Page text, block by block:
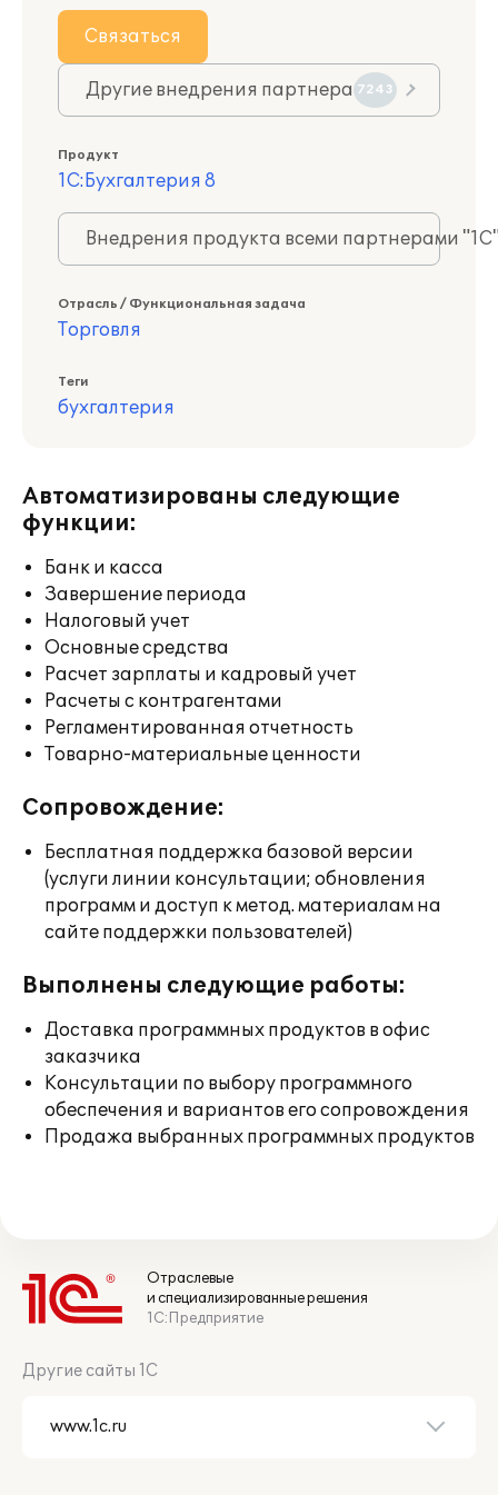
Связаться
Другие внедрения партнера 7243
Продукт
1С:Бухгалтерия 8
Внедрения продукта всеми партнерами
Отрасль / Функциональная задача
Торговля
Теги
бухгалтерия
Автоматизированы следующие
функции:
Банк и касса
Завершение периода
Налоговый учет
Основные средства
Расчет зарплаты и кадровый учет
Расчеты с контрагентами
Регламентированная отчетность
Товарно-материальные ценности
Сопровождение:
Бесплатная поддержка базовой версии
(услуги линии консультации; обновления
программ и доступ к метод. материалам на
сайте поддержки пользователей)
Выполнены следующие работы:
Доставка программных продуктов в офис
заказчика
Консультации по выбору программного
обеспечения и вариантов его сопровождения
Продажа выбранных программных продуктов
Отраслевые
и специализированные решения
1С:Предприятие
Другие сайты 1С